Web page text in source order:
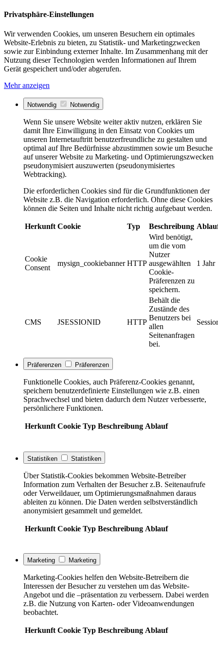
Privatsphäre-Einstellungen
Wir verwenden Cookies, um unseren Besuchern ein optimales
Website-Erlebnis zu bieten, zu Statistik- und Marketingzwecken
sowie zur Einbindung externer Inhalte. Im Zusammenhang mit der
Nutzung dieser Technologien werden Informationen auf Ihrem
Gerät gespeichert und/oder abgerufen.
Mehr anzeigen
Notwendig Notwendig
Wenn Sie unsere Website weiter aktiv nutzen, erklären Sie
damit Ihre Einwilligung in den Einsatz von Cookies um
unseren Internetauftritt benutzerfreundliche zu gestalten und
optimal auf Ihre Bedürfnisse abzustimmen sowie um Besuche
auf unserer Website zu Marketing- und Optimierungszwecken
pseudonymisiert auszuwerten (pseudonymisiertes
Webtracking).
Die erforderlichen Cookies sind für die Grundfunktionen der
Website z.B. die Navigation erforderlich. Ohne diese Cookies
können die Seiten und Inhalte nicht richtig aufgebaut werden.
Herkunft Cookie Typ Beschreibung
Cookie
Consent
mysign_cookiebanner HTTP
Wird benötigt,
um die vom
Nutzer
ausgewählten
Cookie-
Präferenzen zu
speichern.
1 Jahr
CMS JSESSIONID HTTP
Behält die
Zustände des
Benutzers bei
allen
Seitenanfragen
bei.
Präferenzen Präferenzen
Funktionelle Cookies, auch Präferenz-Cookies genannt,
speichern benutzerdefinierte Einstellungen wie z.B. einen
Sprachwechsel und bieten dadurch dem Nutzer verbesserte,
persönlichere Funktionen.
Herkunft Cookie Typ Beschreibung Ablauf
Statistiken Statistiken
Über Statistik-Cookies bekommen Website-Betreiber
Information zum Verhalten der Besucher z.B. Seitenaufrufe
oder Verweildauer, um Optimierungsmaßnahmen daraus
ableiten zu können. Die Daten werden selbstverständlich
anonymisiert gesammelt und gemeldet.
Herkunft Cookie Typ Beschreibung Ablauf
Marketing Marketing
Marketing-Cookies helfen den Website-Betreibern die
Interessen der Besucher zu verstehen um das Website-
Angebot und die –präsentation zu verbessern. Dabei werden
z.B. die Nutzung von Karten- oder Videoanwendungen
beobachtet.
Herkunft Cookie Typ Beschreibung Ablauf